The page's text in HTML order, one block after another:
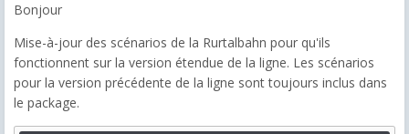
Bonjour
Mise-à-jour des scénarios de la Rurtalbahn pour qu'ils
fonctionnent sur la version étendue de la ligne. Les scénarios
pour la version précédente de la ligne sont toujours inclus dans
le package.